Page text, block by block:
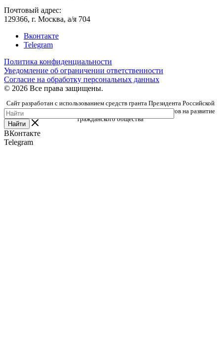
Почтовый адрес:
129366, г. Москва, а/я 704
Вконтакте
Telegram
Политика конфиденциальности
Уведомление об ограничении ответственности
Согласие на обработку персональных данных
© 2026 Все права защищены.
Сайт разработан с использованием средств гранта Президента Российской
Федерации, предоставленного Фондом президентских грантов на развитие
гражданского общества
Найти
ВКонтакте
Telegram